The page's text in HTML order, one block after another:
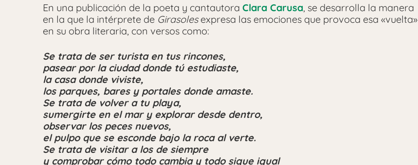
En una publicación de la poeta y cantautora Clara Carusa, se desarrolla la manera
en la que la intérprete de Girasolesexpresa las emociones que provoca esa «vuelta»
en su obra literaria, con versos como:
Se trata de ser turista en tus rincones,
pasear por la ciudad donde tú estudiaste,
la casa donde viviste,
los parques, bares y portales donde amaste.
Se trata de volver a tu playa,
sumergirte en el mar y explorar desde dentro,
observar los peces nuevos,
el pulpo que se esconde bajo la roca al verte.
Se trata de visitar a los de siempre
y comprobar cómo todo cambia y todo sigue igual